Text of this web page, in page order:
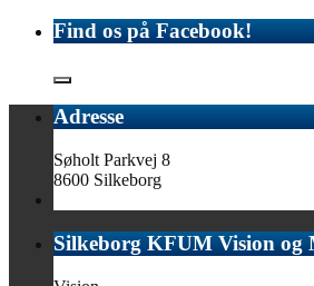
Find os på Facebook!
Adresse
Søholt Parkvej 8
8600 Silkeborg
Silkeborg KFUM Vision og